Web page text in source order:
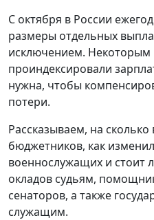
С октября в России
размеры отдельных
исключением. Некоторым
проиндексировали
нужна, чтобы
потери.
Рассказываем, на
бюджетников, как
военнослужащих и стоит
окладов судьям,
сенаторов, а также
служащим.